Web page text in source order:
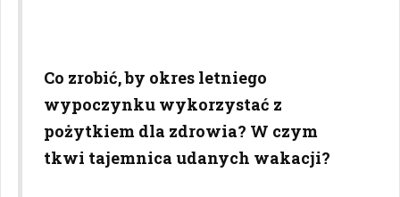
Co zrobić, by okres letniego
wypoczynku wykorzystać z
pożytkiem dla zdrowia? W czym
tkwi tajemnica udanych wakacji?